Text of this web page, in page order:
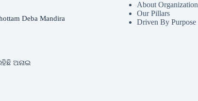
Deba Mandira
ଅନାଇ
About Organization
Our Pillars
Driven By Purpose​